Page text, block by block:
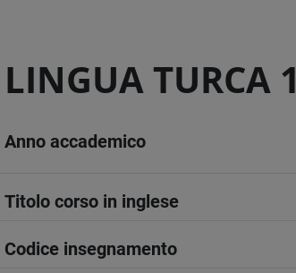
LINGUA TURCA 1
Anno accademico
Titolo corso in inglese
Codice insegnamento